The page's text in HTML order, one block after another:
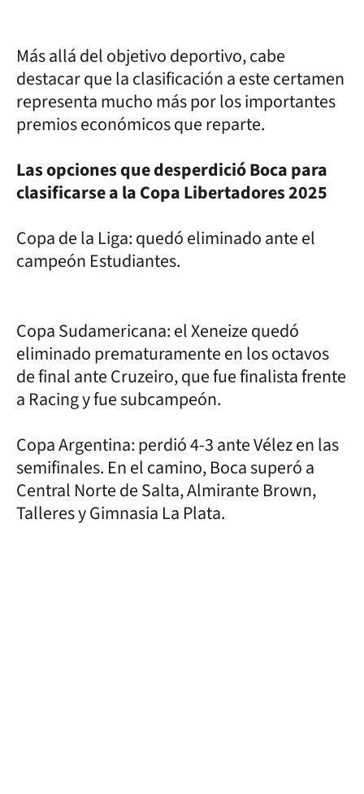
Más allá del objetivo deportivo, cabe
destacar que la clasificación a este certamen
representa mucho más por los importantes
premios económicos que reparte.
Las opciones que desperdició Boca para
clasificarse a la Copa Libertadores 2025
Copa de la Liga: quedó eliminado ante el
campeón Estudiantes.
Copa Sudamericana: el Xeneize quedó
eliminado prematuramente en los octavos
de final ante Cruzeiro, que fue finalista frente
a Racing y fue subcampeón.
Copa Argentina: perdió 4-3 ante Vélez en las
semifinales. En el camino, Boca superó a
Central Norte de Salta, Almirante Brown,
Talleres y Gimnasia La Plata.